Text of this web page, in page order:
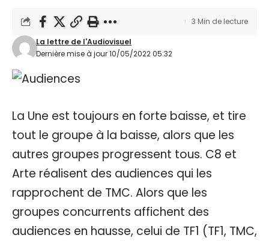
Dernière mise à jour 10/05/2022 05:32
La lettre de l'Audiovisuel
3 Min de lecture
La Une est toujours en forte baisse, et tire
tout le groupe à la baisse, alors que les
autres groupes progressent tous. C8 et
Arte réalisent des audiences qui les
rapprochent de TMC. Alors que les
groupes concurrents affichent des
audiences en hausse, celui de TF1 (TF1, TMC,